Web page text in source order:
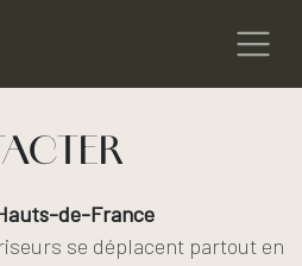
de-France
se déplacent partout en